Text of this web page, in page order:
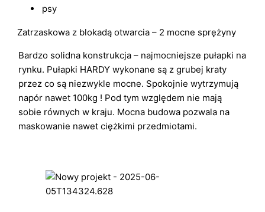
psy
Zatrzaskowa z blokadą otwarcia – 2 mocne sprężyny
Bardzo solidna konstrukcja – najmocniejsze pułapki na
rynku. Pułapki HARDY wykonane są z grubej kraty
przez co są niezwykle mocne. Spokojnie wytrzymują
napór nawet 100kg ! Pod tym względem nie mają
sobie równych w kraju. Mocna budowa pozwala na
maskowanie nawet ciężkimi przedmiotami.